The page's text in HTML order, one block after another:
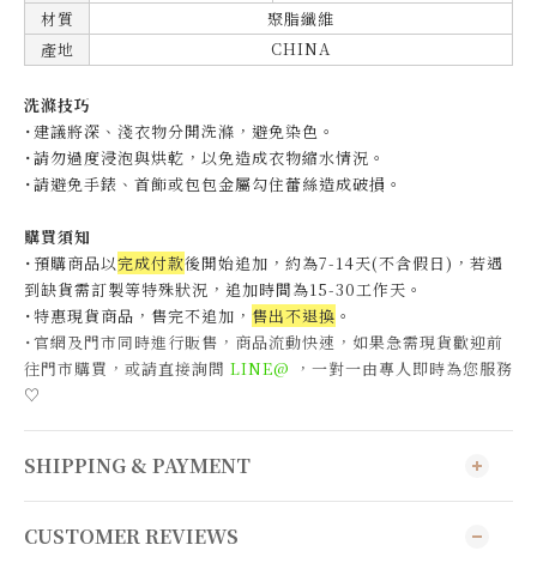
材質
聚脂纖維
產地
CHINA
洗滌技巧
˙建議將深、淺衣物分開洗滌，避免染色。
˙請勿過度浸泡與烘乾，以免造成衣物縮水情況。
˙請避免手錶、首飾或包包金屬勾住蕾絲造成破損。
購買須知
˙預購商品以完成付款後開始追加，約為7-14天(不含假日)， 若遇
到缺貨需訂製等特殊狀況，追加時間為15-30工作天 。
˙特惠現貨商品，售完不追加， 售出不退換 。
˙官網及門市同時進行販售，商品流動快速，如果急需現貨歡迎前
往門市購買，或請直接詢問 LINE@ ，一對一由專人即時為您服務
♡
SHIPPING & PAYMENT
CUSTOMER REVIEWS